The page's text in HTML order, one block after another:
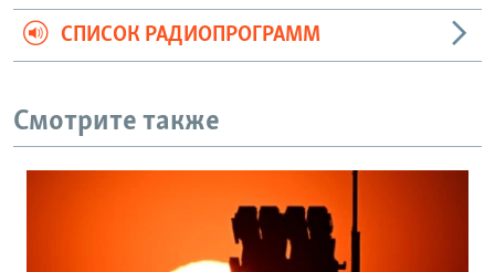
СПИСОК РАДИОПРОГРАММ
Смотрите также